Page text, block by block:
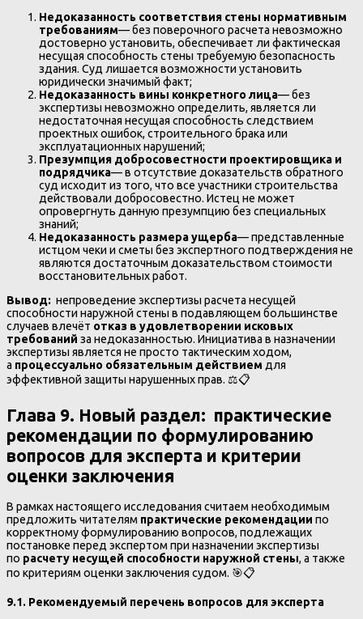
Недоказанность соответствия стены нормативным
требованиям— без поверочного расчета невозможно
достоверно установить, обеспечивает ли фактическая
несущая способность стены требуемую безопасность
здания. Суд лишается возможности установить
юридически значимый факт;
Недоказанность вины конкретного лица— без
экспертизы невозможно определить, является ли
недостаточная несущая способность следствием
проектных ошибок, строительного брака или
эксплуатационных нарушений;
Презумпция добросовестности проектировщика и
подрядчика— в отсутствие доказательств обратного
суд исходит из того, что все участники строительства
действовали добросовестно. Истец не может
опровергнуть данную презумпцию без специальных
знаний;
Недоказанность размера ущерба— представленные
истцом чеки и сметы без экспертного подтверждения не
являются достаточным доказательством стоимости
восстановительных работ.
Вывод: непроведение экспертизы расчета несущей
способности наружной стены в подавляющем большинстве
случаев влечёт отказ в удовлетворении исковых
требований за недоказанностью. Инициатива в назначении
экспертизы является не просто тактическим ходом,
а процессуально обязательным действием для
эффективной защиты нарушенных прав. ⚖️📋
Глава 9. Новый раздел: практические
рекомендации по формулированию
вопросов для эксперта и критерии
оценки заключения
В рамках настоящего исследования считаем необходимым
предложить читателям практические рекомендации по
корректному формулированию вопросов, подлежащих
постановке перед экспертом при назначении экспертизы
по расчету несущей способности наружной стены, а также
по критериям оценки заключения судом. 🎯📋
9.1. Рекомендуемый перечень вопросов для эксперта